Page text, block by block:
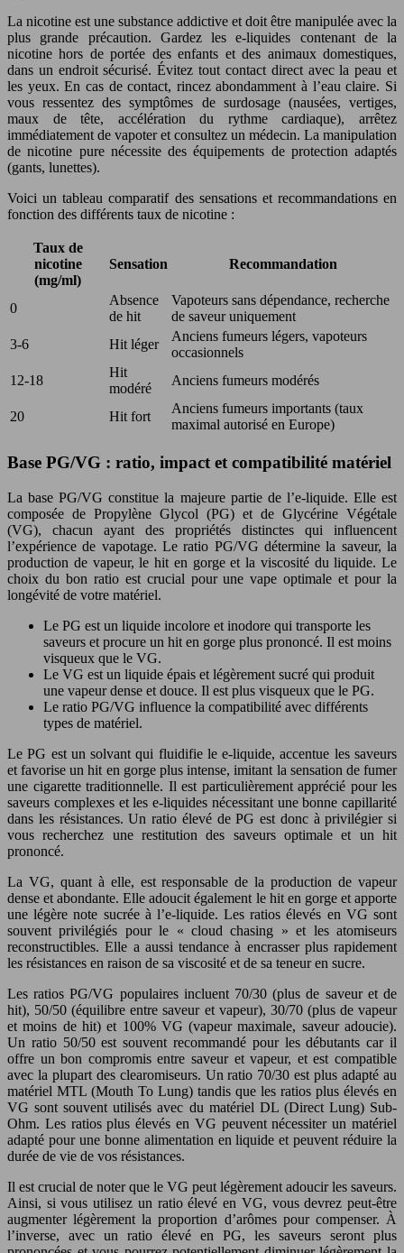
La nicotine est une substance addictive et doit être manipulée avec la
plus grande précaution. Gardez les e-liquides contenant de la
nicotine hors de portée des enfants et des animaux domestiques,
dans un endroit sécurisé. Évitez tout contact direct avec la peau et
les yeux. En cas de contact, rincez abondamment à l’eau claire. Si
vous ressentez des symptômes de surdosage (nausées, vertiges,
maux de tête, accélération du rythme cardiaque), arrêtez
immédiatement de vapoter et consultez un médecin. La manipulation
de nicotine pure nécessite des équipements de protection adaptés
(gants, lunettes).
Voici un tableau comparatif des sensations et recommandations en
fonction des différents taux de nicotine :
Taux de
nicotine
(mg/ml)
Sensation Recommandation
0
Absence
de hit
Vapoteurs sans dépendance, recherche
de saveur uniquement
3-6
Hit léger
Anciens fumeurs légers, vapoteurs
occasionnels
12-18
Hit
modéré
Anciens fumeurs modérés
20 Hit fort
Anciens fumeurs importants (taux
maximal autorisé en Europe)
Base PG/VG : ratio, impact et compatibilité matériel
La base PG/VG constitue la majeure partie de l’e-liquide. Elle est
composée de Propylène Glycol (PG) et de Glycérine Végétale
(VG), chacun ayant des propriétés distinctes qui influencent
l’expérience de vapotage. Le ratio PG/VG détermine la saveur, la
production de vapeur, le hit en gorge et la viscosité du liquide. Le
choix du bon ratio est crucial pour une vape optimale et pour la
longévité de votre matériel.
Le PG est un liquide incolore et inodore qui transporte les
saveurs et procure un hit en gorge plus prononcé. Il est moins
visqueux que le VG.
Le VG est un liquide épais et légèrement sucré qui produit
une vapeur dense et douce. Il est plus visqueux que le PG.
Le ratio PG/VG influence la compatibilité avec différents
types de matériel.
Le PG est un solvant qui fluidifie le e-liquide, accentue les saveurs
et favorise un hit en gorge plus intense, imitant la sensation de fumer
une cigarette traditionnelle. Il est particulièrement apprécié pour les
saveurs complexes et les e-liquides nécessitant une bonne capillarité
dans les résistances. Un ratio élevé de PG est donc à privilégier si
vous recherchez une restitution des saveurs optimale et un hit
prononcé.
La VG, quant à elle, est responsable de la production de vapeur
dense et abondante. Elle adoucit également le hit en gorge et apporte
une légère note sucrée à l’e-liquide. Les ratios élevés en VG sont
souvent privilégiés pour le « cloud chasing » et les atomiseurs
reconstructibles. Elle a aussi tendance à encrasser plus rapidement
les résistances en raison de sa viscosité et de sa teneur en sucre.
Les ratios PG/VG populaires incluent 70/30 (plus de saveur et de
hit), 50/50 (équilibre entre saveur et vapeur), 30/70 (plus de vapeur
et moins de hit) et 100% VG (vapeur maximale, saveur adoucie).
Un ratio 50/50 est souvent recommandé pour les débutants car il
offre un bon compromis entre saveur et vapeur, et est compatible
avec la plupart des clearomiseurs. Un ratio 70/30 est plus adapté au
matériel MTL (Mouth To Lung) tandis que les ratios plus élevés en
VG sont souvent utilisés avec du matériel DL (Direct Lung) Sub-
Ohm. Les ratios plus élevés en VG peuvent nécessiter un matériel
adapté pour une bonne alimentation en liquide et peuvent réduire la
durée de vie de vos résistances.
Il est crucial de noter que le VG peut légèrement adoucir les saveurs.
Ainsi, si vous utilisez un ratio élevé en VG, vous devrez peut-être
augmenter légèrement la proportion d’arômes pour compenser. À
l’inverse, avec un ratio élevé en PG, les saveurs seront plus